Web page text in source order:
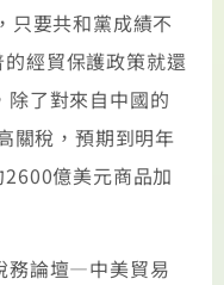
只要共和黨成績不
經貿保護政策就還
了對來自中國的
關稅，預期到明年
億美元商品加
論壇—中美貿易